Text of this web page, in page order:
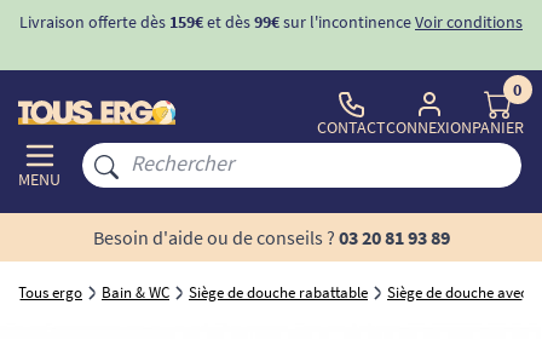
Livraison offerte dès 159€et dès99€sur l'incontinenceVoir conditions
MENU
CONTACTCONNEXION
0
PANIER
Besoin d'aide ou de conseils ? 03 20 81 93 89
Tous ergo Bain & WC Siège de douche rabattable Siège de douche avec